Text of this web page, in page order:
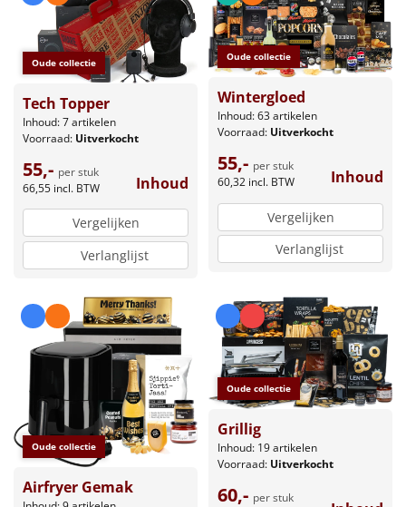
Oude collectie
Tech Topper
Inhoud: 7 artikelen
Voorraad: Uitverkocht
55,- per stuk
66,55 incl. BTW Inhoud
Vergelijken
Verlanglijst
Oude collectie
Wintergloed
Inhoud: 63 artikelen
Voorraad: Uitverkocht
55,- per stuk
60,32 incl. BTW Inhoud
Vergelijken
Verlanglijst
Oude collectie
Airfryer Gemak
Oude collectie
Grillig
Inhoud: 19 artikelen
Voorraad: Uitverkocht
60,- per stuk